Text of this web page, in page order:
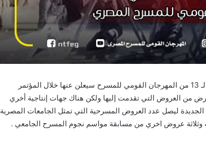
تشارك الجامعات المصرية بـ 5 عروض مسرحية في الدورة الـ 13 من المهرجان القومي للمسرح سيعلن عنها خلال المؤتمر
من العروض التي تقدمت إليها ولكن هناك جهات إنتاجية أخري
ليصل عدد العروض المسرحية التي تمثل الجامعات المصرية